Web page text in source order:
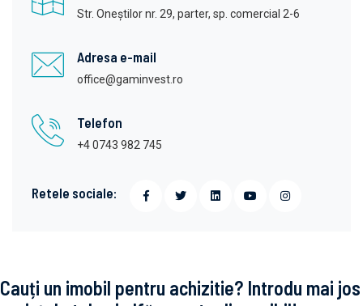
Str. Oneștilor nr. 29, parter, sp. comercial 2-6
Adresa e-mail
office@gaminvest.ro
Telefon
+4 0743 982 745
Retele sociale:
Cauți un imobil pentru achizitie? Introdu mai jos